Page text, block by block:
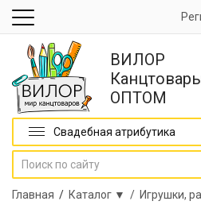
ВИЛОР
ОПТОМ
Свадебная атрибутика
Главная / Каталог ▼ / Игрушки,